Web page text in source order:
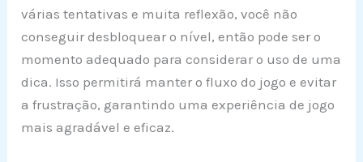
várias tentativas e muita reflexão, você não
conseguir desbloquear o nível, então pode ser o
momento adequado para considerar o uso de uma
dica. Isso permitirá manter o fluxo do jogo e evitar
a frustração, garantindo uma experiência de jogo
mais agradável e eficaz.